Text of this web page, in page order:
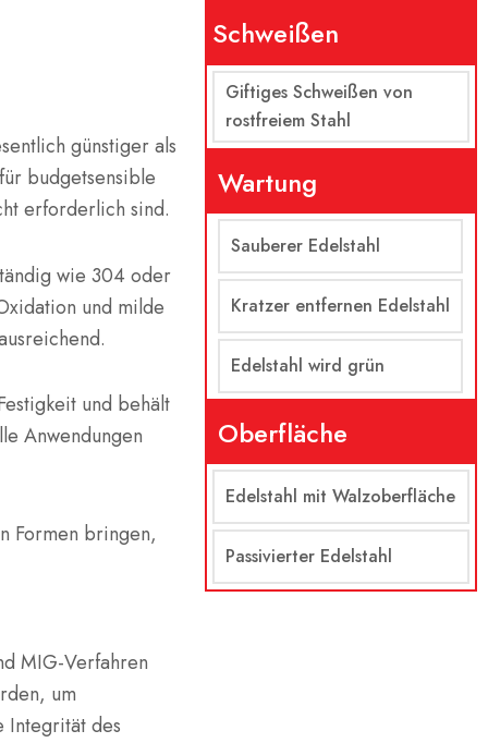
günstiger als
budgetsensible
erforderlich sind.
wie 304 oder
und milde
und behält
Anwendungen
Formen bringen,
MIG-Verfahren
um
Integrität des
Schweißen
Giftiges Schweißen von
rostfreiem Stahl
Wartung
Sauberer Edelstahl
Kratzer entfernen Edelstahl
Edelstahl wird grün
Oberfläche
Edelstahl mit Walzoberfläche
Passivierter Edelstahl